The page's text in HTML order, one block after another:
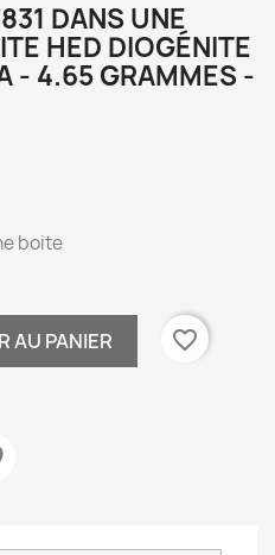
DANS UNE
HED DIOGÉNITE
- 4.65 GRAMMES -
boite
AU PANIER
favorite_border